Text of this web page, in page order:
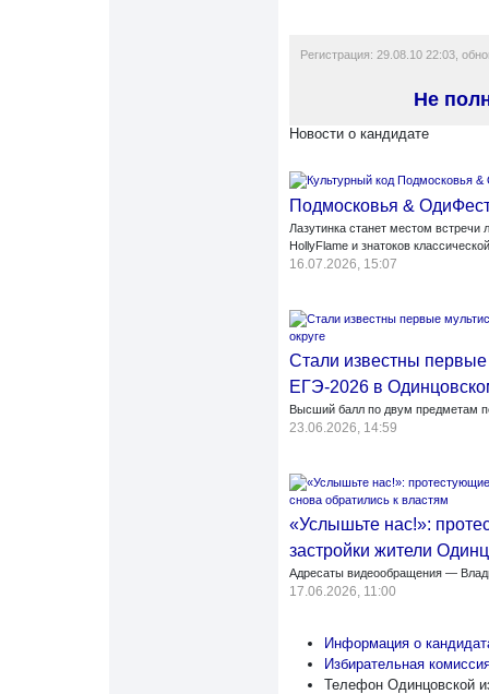
Регистрация: 29.08.10 22:03,
Не
Новости о кандидате
Подмосковья &
Лазутинка станет местом
HollyFlame и знатоков
16.07.2026, 15:07
Стали известны первые
ЕГЭ-2026 в
Высший балл по двум предметам
23.06.2026, 14:59
«Услышьте нас!»:
застройки жители
Адресаты видеообращения —
17.06.2026, 11:00
Информация о
Избирательная
Телефон Одинцовской